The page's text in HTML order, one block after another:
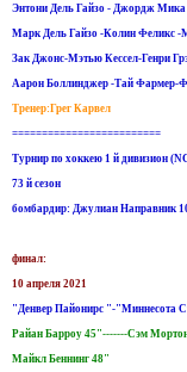
Энтони Дель Гайзо - Джордж
Марк Дель Гайзо -Колин Феликс
Зак Джонс-Мэтью Кессел-Генри
Аарон Боллинджер -Тай Фармер-
Тренер:Грег Карвел
=========================
Турнир по хоккею 1 й дивизион
73 й сезон
бомбардир: Джулиан Направник
финал:
10 апреля 2021
"Денвер Пайонирс "-"Миннесота
Райан Барроу 45"-------Сэм
Майкл Беннинг 48"